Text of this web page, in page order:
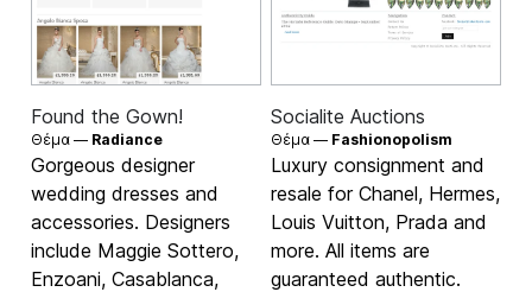
Found the Gown!
Θέμα — Radiance
Gorgeous designer
wedding dresses and
accessories. Designers
include Maggie Sottero,
Enzoani, Casablanca,
Socialite Auctions
Θέμα — Fashionopolism
Luxury consignment and
resale for Chanel, Hermes,
Louis Vuitton, Prada and
more. All items are
guaranteed authentic.